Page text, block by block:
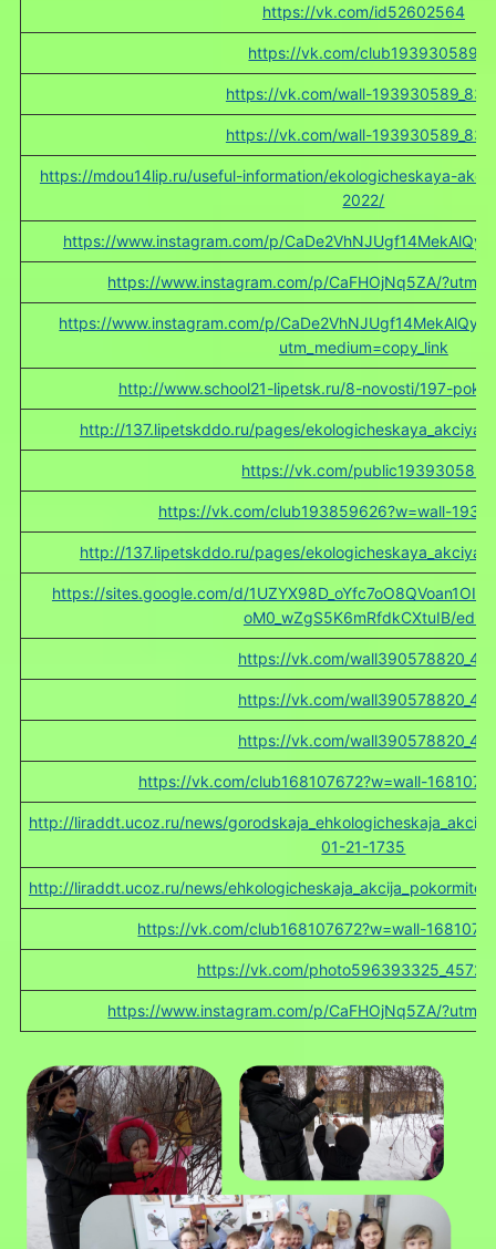
https://vk.com/id52602564
https://vk.com/club193930589
https://vk.com/wall-
https://vk.com/wall-
https://mdou14lip.ru/useful-information/ekologicheskaya-
2022/
https://www.instagram.com/p/
https://www.instagram.com/p/CaFHOjNq5ZA/
https://www.instagram.com/p/
utm_medium=copy_link
http://www.school21-lipetsk.ru/8-novosti/197-
http://137.lipetskddo.ru/pages/
https://vk.com/public193930589
https://vk.com/club193859626?w=wall-
http://137.lipetskddo.ru/pages/
https://sites.google.com/d/
oM0_wZgS5K6mRfdkCXtuIB/edit
https://vk.com/wall390578820_48
https://vk.com/wall390578820_48
https://vk.com/wall390578820_48
https://vk.com/club168107672?w=wall-
http://liraddt.ucoz.ru/news/
01-21-1735
http://liraddt.ucoz.ru/news/
https://vk.com/club168107672?w=wall-
https://vk.com/
https://www.instagram.com/p/CaFHOjNq5ZA/